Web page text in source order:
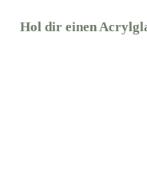
Hol dir einen